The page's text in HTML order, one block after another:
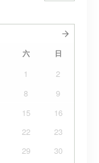
六 日
1
2
8
9
15
16
22
23
29
30